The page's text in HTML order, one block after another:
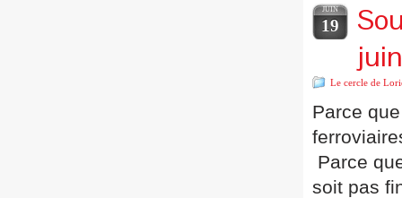
JUIN
19
Le cercle de
Parce
Parce
soit pas